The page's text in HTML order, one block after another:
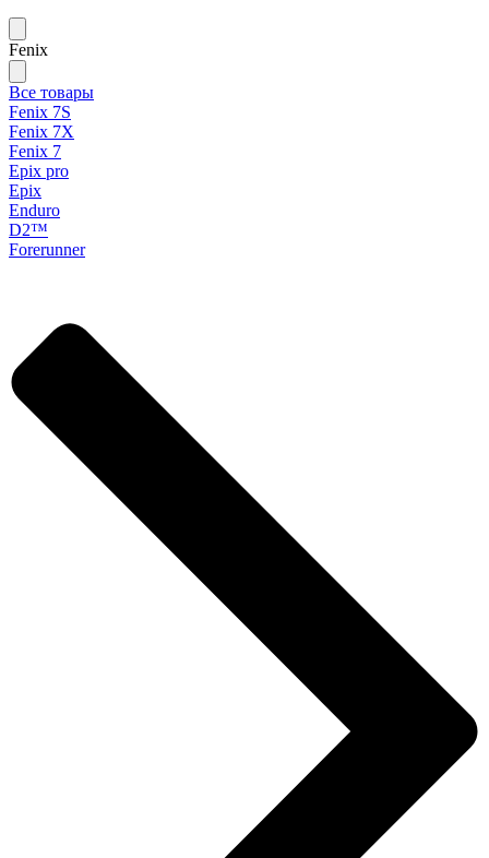
Fenix
Все товары
Fenix 7S
Fenix 7X
Fenix 7
Epix pro
Epix
Enduro
D2™
Forerunner